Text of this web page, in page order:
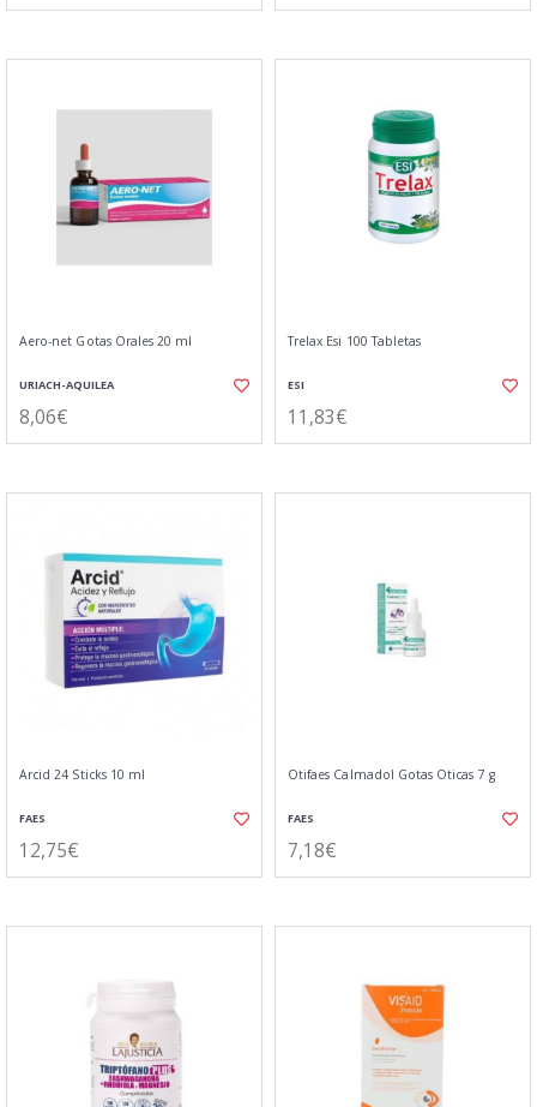
Aero-net Gotas Orales 20 ml
URIACH-AQUILEA
8,06€
Trelax Esi 100 Tabletas
ESI
11,83€
Arcid 24 Sticks 10 ml
FAES
12,75€
Otifaes Calmadol Gotas Oticas 7 g
FAES
7,18€